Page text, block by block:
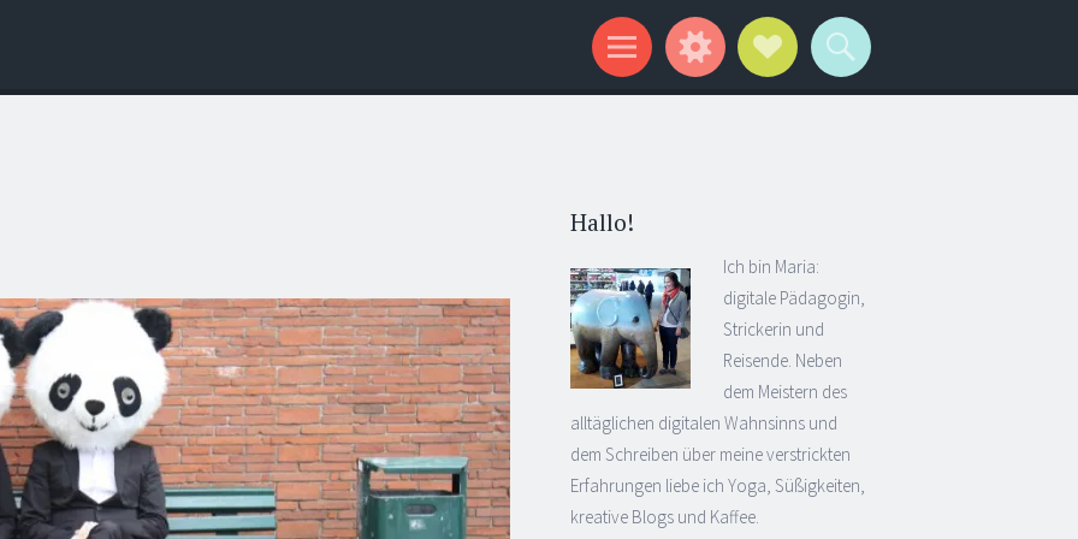
Hallo!
Ich bin Maria:
digitale Pädagogin,
Strickerin und
Reisende. Neben
dem Meistern des
alltäglichen digitalen Wahnsinns und
dem Schreiben über meine verstrickten
Erfahrungen liebe ich Yoga, Süßigkeiten,
kreative Blogs und Kaffee.